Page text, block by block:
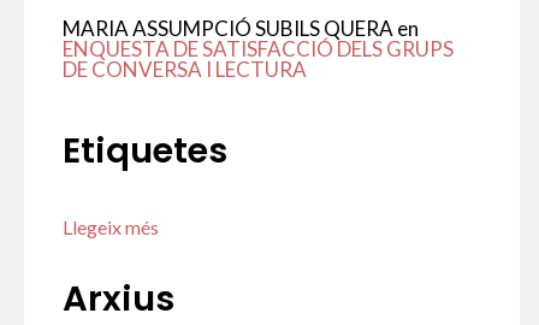
MARIA ASSUMPCIÓ SUBILS QUERA en
ENQUESTA DE SATISFACCIÓ DELS GRUPS
DE CONVERSA I LECTURA
Etiquetes
Llegeix més
Arxius